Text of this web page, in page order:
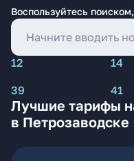
Воспользуйтесь
12 14
39
41
Лучшие тарифы
в Петрозаводске